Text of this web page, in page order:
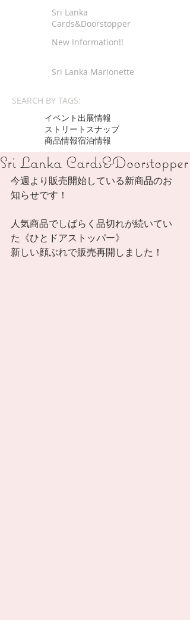
SEARCH BY TAGS:
イベント出展情報
ストリートスナップ
商品情報宿泊情報
Sri Lanka Cards&Doorstopper
今週より販売開始している新商品のお
知らせです！
人気商品でしばらく品切れが続いてい
た《ひとドアストッパー》
新しい顔ぶれで販売再開しました！
Sri Lanka
Cards&Doorstopper
New Information!!
Sri Lanka Marionette